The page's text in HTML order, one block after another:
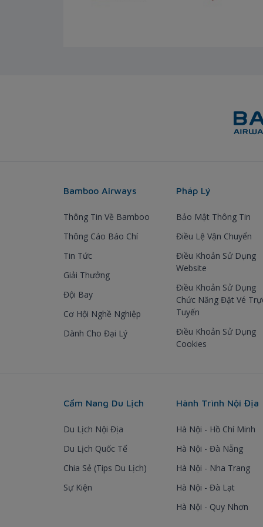
Bamboo Airways
Thông Tin Về Bamboo
Thông Cáo Báo Chí
Tin Tức
Giải Thưởng
Đội Bay
Cơ Hội Nghề Nghiệp
Dành Cho Đại Lý
Pháp Lý
Bảo Mật Thông Tin
Điều Lệ Vận Chuyển
Điều Khoản Sử Dụng
Website
Điều Khoản Sử Dụng
Chức Năng Đặt Vé
Tuyến
Điều Khoản Sử Dụng
Cookies
Cẩm Nang Du Lịch
Du Lịch Nội Địa
Du Lịch Quốc Tế
Chia Sẻ (Tips Du Lịch)
Sự Kiện
Hành Trình Nội Địa
Hà Nội - Hồ Chí Minh
Hà Nội - Đà Nẵng
Hà Nội - Nha Trang
Hà Nội - Đà Lạt
Hà Nội - Quy Nhơn